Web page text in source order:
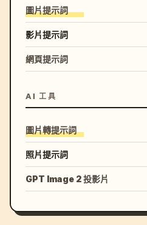
圖片提示詞
影片提示詞
網頁提示詞
AI 工具
圖片轉提示詞
照片提示詞
GPT Image 2 投影片